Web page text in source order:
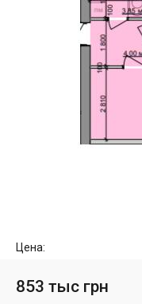
Цена:
853 тыс грн